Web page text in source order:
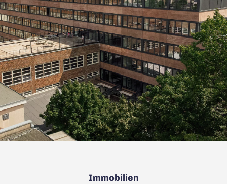
Immobilien